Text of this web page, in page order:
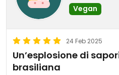
Vegan
24 Feb 2025
Un’esplosione di
brasiliana